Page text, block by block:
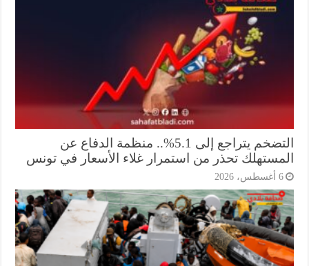
التضخم يتراجع إلى 5.1%.. منظمة الدفاع عن
تحذر من استمرار غلاء الأسعار في تونس